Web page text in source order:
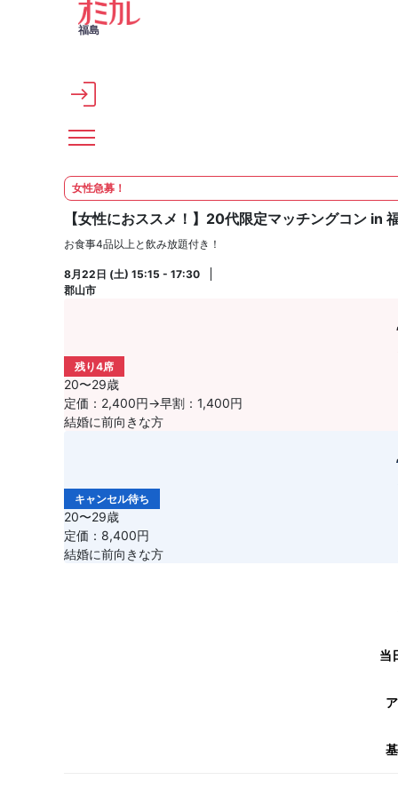
メインコンテンツへスキップ
福島
女性急募！
【女性におススメ！】20代限定マッチングコン in
お食事4品以上と飲み放題付き！
8月22日 (土) 15:15 - 17:30
郡山市
残り4席
20〜29歳
定価：2,400円→早割：1,400円
結婚に前向きな方
キャンセル待ち
20〜29歳
定価：8,400円
結婚に前向きな方
当